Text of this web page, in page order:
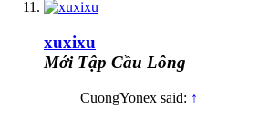
xuxixu
Mới Tập Cầu Lông
CuongYonex said: ↑